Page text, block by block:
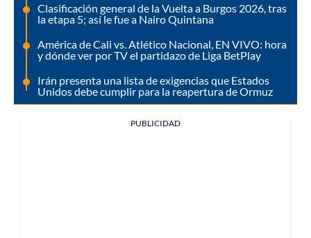
Clasificación general de la Vuelta a Burgos 2026, tras
la etapa 5; así le fue a Nairo Quintana
América de Cali vs. Atlético Nacional, EN VIVO: hora
y dónde ver por TV el partidazo de Liga BetPlay
Irán presenta una lista de exigencias que Estados
Unidos debe cumplir para la reapertura de Ormuz
PUBLICIDAD